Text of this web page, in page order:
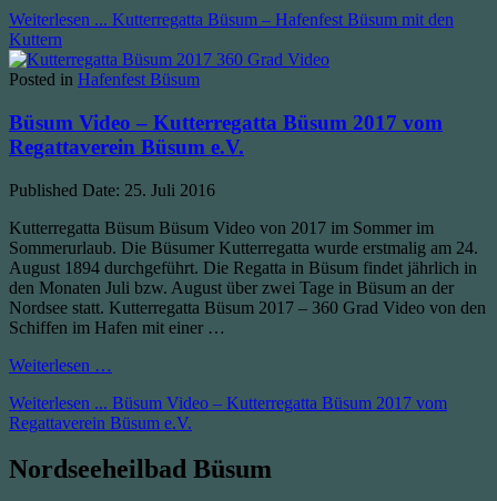
Weiterlesen ... Kutterregatta Büsum – Hafenfest Büsum mit den
Kuttern
Posted in Hafenfest Büsum
Büsum Video – Kutterregatta Büsum 2017 vom
Regattaverein Büsum e.V.
Published Date: 25. Juli 2016
Kutterregatta Büsum Büsum Video von 2017 im Sommer im
Sommerurlaub. Die Büsumer Kutterregatta wurde erstmalig am 24.
August 1894 durchgeführt. Die Regatta in Büsum findet jährlich in
den Monaten Juli bzw. August über zwei Tage in Büsum an der
Nordsee statt. Kutterregatta Büsum 2017 – 360 Grad Video von den
Schiffen im Hafen mit einer …
Weiterlesen …
Weiterlesen ... Büsum Video – Kutterregatta Büsum 2017 vom
Regattaverein Büsum e.V.
Nordseeheilbad Büsum